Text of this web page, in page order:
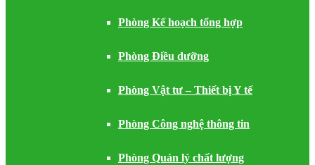
Phòng Kế hoạch tổng hợp
Phòng Điều dưỡng
Phòng Vật tư – Thiết bị Y tế
Phòng Công nghệ thông tin
Phòng Quản lý chất lượng